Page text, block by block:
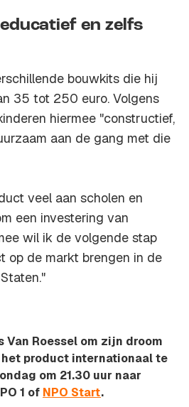
en zelfs
bouwkits die hij
35 tot 250 euro. Volgens
hiermee "constructief,
aan de gang met die
veel aan scholen en
een investering van
wil ik de volgende stap
op de markt brengen in de
Van Roessel om zijn droom
product internationaal te
om 21.30 uur naar
1 of NPO Start.